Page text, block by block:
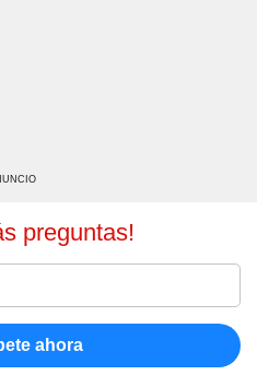
preguntas!
ahora